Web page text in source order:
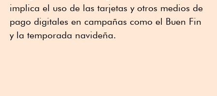
implica el uso de las tarjetas y otros medios de
pago digitales en campañas como el Buen Fin
y la temporada navideña.